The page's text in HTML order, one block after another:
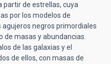
partir de estrellas, cuya
por los modelos de
negros primordiales
de masas y abundancias.
de las galaxias y el
de ellos, con masas de